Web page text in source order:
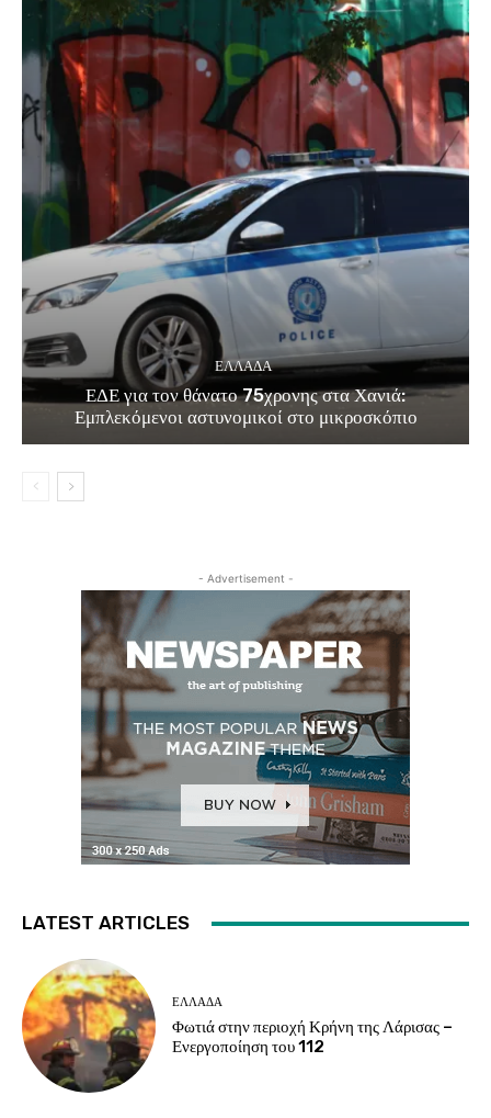
ΕΛΛΑΔΑ
ΕΔΕ για τον θάνατο 75χρονης στα Χανιά:
Εμπλεκόμενοι αστυνομικοί στο μικροσκόπιο
- Advertisement -
LATEST ARTICLES
ΕΛΛΑΔΑ
Φωτιά στην περιοχή Κρήνη της Λάρισας –
Ενεργοποίηση του 112